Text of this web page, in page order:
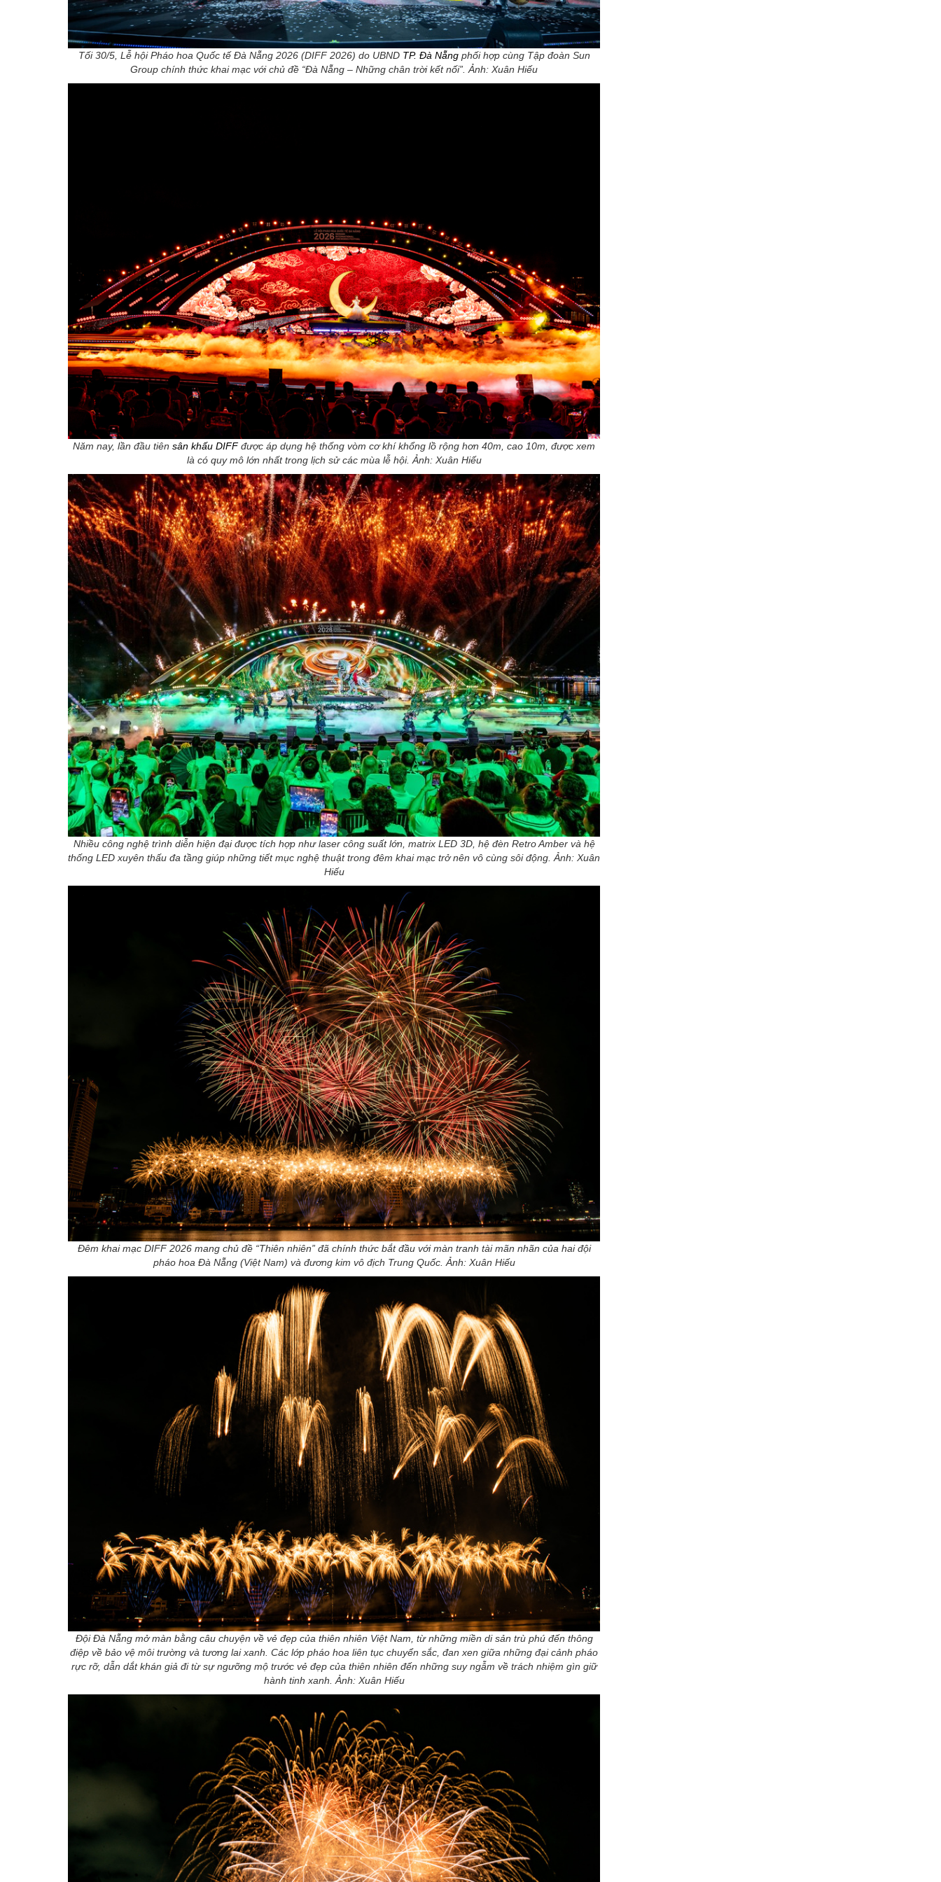
Tối 30/5, Lễ hội Pháo hoa Quốc tế Đà Nẵng 2026 (DIFF 2026) do UBND TP. Đà Nẵngphối hợp cùng Tập đoàn Sun
Group chính thức khai mạc với chủ đề “Đà Nẵng – Những chân trời kết nối”. Ảnh: Xuân Hiếu
Năm nay, lần đầu tiên sân khấu DIFFđược áp dụng hệ thống vòm cơ khí khổng lồ rộng hơn 40m, cao 10m, được xem
là có quy mô lớn nhất trong lịch sử các mùa lễ hội. Ảnh: Xuân Hiếu
Nhiều công nghệ trình diễn hiện đại được tích hợp như laser công suất lớn, matrix LED 3D, hệ đèn Retro Amber và hệ
thống LED xuyên thấu đa tầng giúp những tiết mục nghệ thuật trong đêm khai mạc trở nên vô cùng sôi động. Ảnh: Xuân
Hiếu
Đêm khai mạc DIFF 2026 mang chủ đề “Thiên nhiên” đã chính thức bắt đầu với màn tranh tài mãn nhãn của hai đội
pháo hoa Đà Nẵng (Việt Nam) và đương kim vô địch Trung Quốc. Ảnh: Xuân Hiếu
Đội Đà Nẵng mở màn bằng câu chuyện về vẻ đẹp của thiên nhiên Việt Nam, từ những miền di sản trù phú đến thông
điệp về bảo vệ môi trường và tương lai xanh. Các lớp pháo hoa liên tục chuyển sắc, đan xen giữa những đại cảnh pháo
rực rỡ, dẫn dắt khán giả đi từ sự ngưỡng mộ trước vẻ đẹp của thiên nhiên đến những suy ngẫm về trách nhiệm gìn giữ
hành tinh xanh. Ảnh: Xuân Hiếu